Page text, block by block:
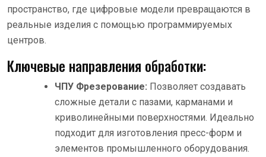
пространство, где цифровые модели превращаются в
реальные изделия с помощью программируемых
центров.
Ключевые направления обработки:
ЧПУ Фрезерование: Позволяет создавать
сложные детали с пазами, карманами и
криволинейными поверхностями. Идеально
подходит для изготовления пресс-форм и
элементов промышленного оборудования.